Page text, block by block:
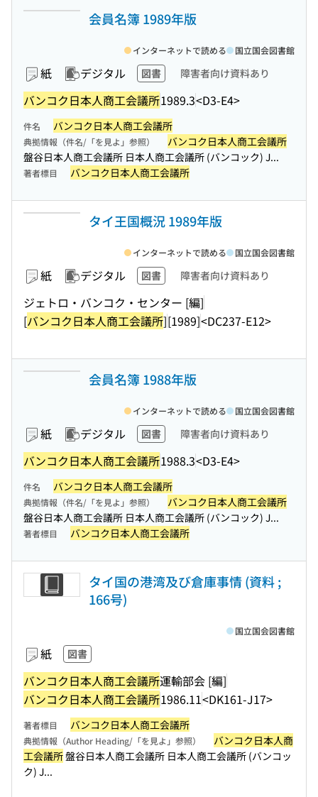
会員名簿 1989年版
紙 デジタル 図書 障害者向け資料あり
バンコク日本人商工会議所1989.3<D3-E4>
インターネットで読める 国立国会図書館
件名 バンコク日本人商工会議所
典拠情報（件名/「を見よ」参照）
バンコク日本人商工会議所
盤谷日本人商工会議所 日本人商工会議所 (バンコック) J...
著者標目 バンコク日本人商工会議所
タイ王国概況 1989年版
紙 デジタル 図書 障害者向け資料あり
ジェトロ・バンコク・センター [編]
[バンコク日本人商工会議所][1989]<DC237-E12>
インターネットで読める 国立国会図書館
会員名簿 1988年版
紙 デジタル 図書 障害者向け資料あり
バンコク日本人商工会議所1988.3<D3-E4>
インターネットで読める 国立国会図書館
件名 バンコク日本人商工会議所
典拠情報（件名/「を見よ」参照）
バンコク日本人商工会議所
盤谷日本人商工会議所 日本人商工会議所 (バンコック) J...
著者標目 バンコク日本人商工会議所
タイ国の港湾及び倉庫事情 (資料 ;
166号)
紙 図書
バンコク日本人商工会議所運輸部会 [編]
バンコク日本人商工会議所1986.11<DK161-J17>
国立国会図書館
著者標目 バンコク日本人商工会議所
典拠情報（Author Heading/「を見よ」参照）
バンコク日本人商
工会議所盤谷日本人商工会議所 日本人商工会議所 (バンコッ
ク) J...